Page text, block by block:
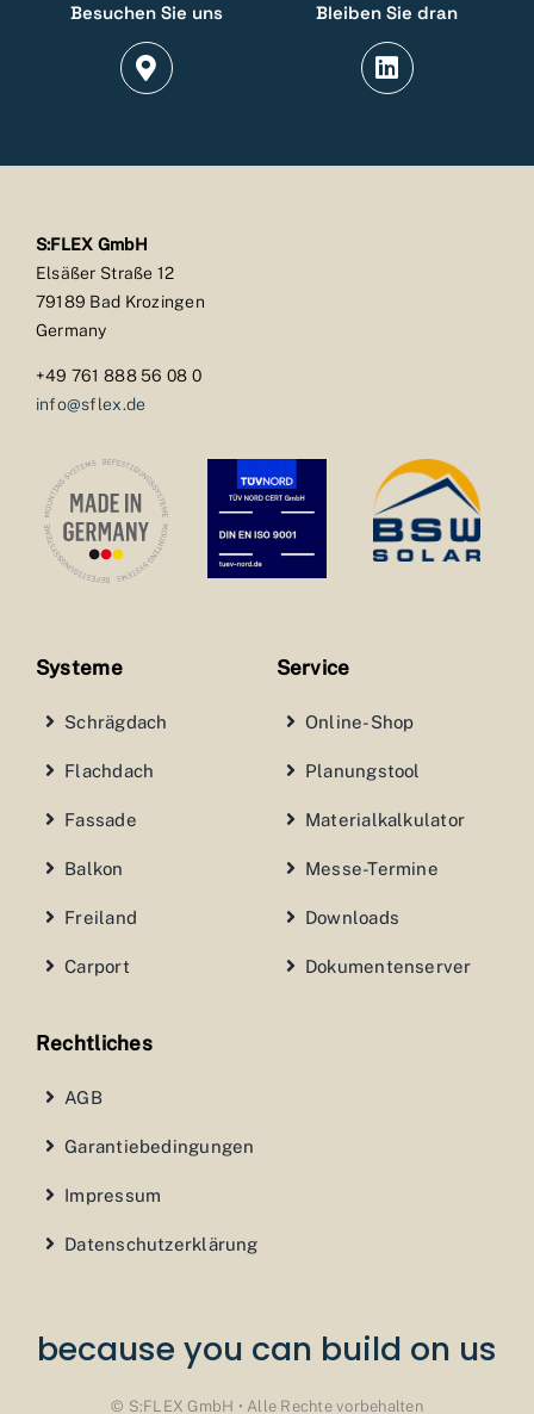
Besuchen Sie uns Bleiben Sie dran
S:FLEX GmbH
Elsäßer Straße 12
79189 Bad Krozingen
Germany
+49 761 888 56 08 0
info@sflex.de
Systeme
Schrägdach
Flachdach
Fassade
Balkon
Freiland
Carport
Service
Online-Shop
Planungstool
Materialkalkulator
Messe-Termine
Downloads
Dokumentenserver
Rechtliches
AGB
Garantiebedingungen
Impressum
Datenschutzerklärung
because you can build on us
© S:FLEX GmbH • Alle Rechte vorbehalten